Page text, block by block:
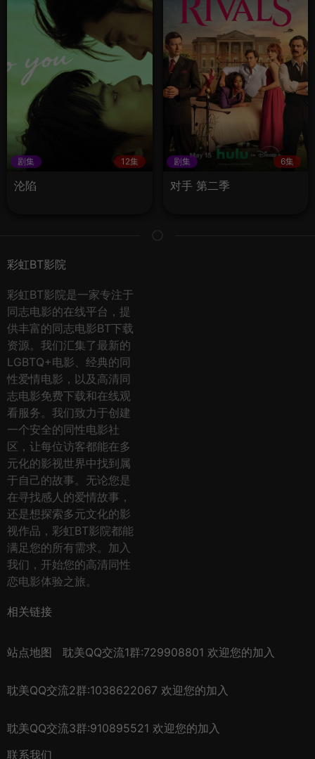
剧集 12集
沦陷
剧集 6集
对手 第二季
彩虹BT影院
彩虹BT影院是一家专注于
同志电影的在线平台，提
供丰富的同志电影BT下载
资源。我们汇集了最新的
LGBTQ+电影、经典的同
性爱情电影，以及高清同
志电影免费下载和在线观
看服务。我们致力于创建
一个安全的同性电影社
区，让每位访客都能在多
元化的影视世界中找到属
于自己的故事。无论您是
在寻找感人的爱情故事，
还是想探索多元文化的影
视作品，彩虹BT影院都能
满足您的所有需求。加入
我们，开始您的高清同性
恋电影体验之旅。
相关链接
站点地图 耽美QQ交流1群:729908801 欢迎您的加入
耽美QQ交流2群:1038622067 欢迎您的加入
耽美QQ交流3群:910895521 欢迎您的加入
联系我们